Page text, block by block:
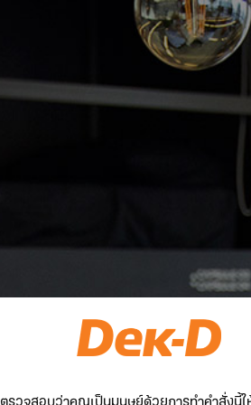
ตรวจสอบว่าคุณเป็นมนุษย์ด้วยการทำคำสั่งนี้ใ